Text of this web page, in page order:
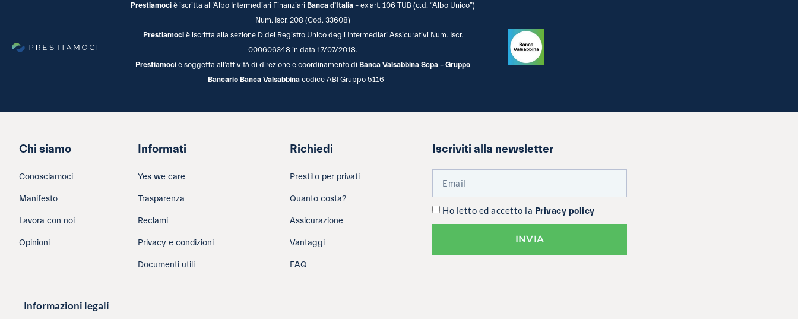
Prestiamoci è iscritta all’Albo Intermediari Finanziari Banca d’Italia – ex art. 106 TUB (c.d. “Albo Unico”)
Num. Iscr. 208 (Cod. 33608)
Prestiamociè iscritta alla sezione D del Registro Unico degli Intermediari Assicurativi Num. Iscr.
000606348 in data 17/07/2018.
Prestiamociè soggetta all’attività di direzione e coordinamento di Banca Valsabbina Scpa – Gruppo
Bancario Banca Valsabbina codice ABI Gruppo 5116
Chi siamo
Conosciamoci
Manifesto
Lavora con noi
Opinioni
Informati
Yes we care
Trasparenza
Reclami
Privacy e condizioni
Documenti utili
Richiedi
Prestito per privati
Quanto costa?
Assicurazione
Vantaggi
FAQ
Iscriviti alla newsletter
Ho letto ed accetto la Privacy policy
INVIA
Informazioni legali